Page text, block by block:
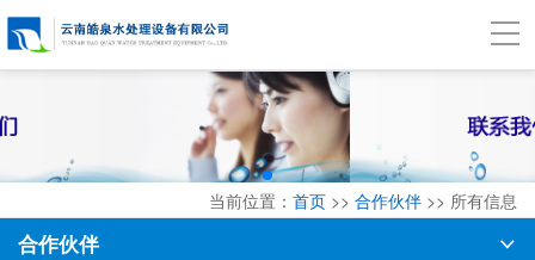
当前位置： 首页 >> 合作伙伴 >> 所有信息
合作伙伴